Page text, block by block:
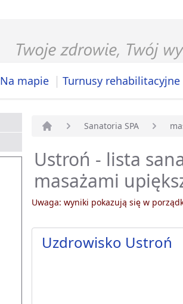
Na mapie | Turnusy rehabilitacyjne
Sanatoria SPA
Ustroń - lista
masażami
Uwaga: wyniki pokazują się w
Uzdrowisko Ustroń